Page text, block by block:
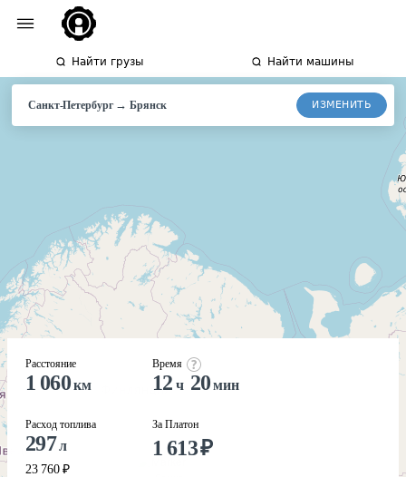
Найти грузы Найти машины
Санкт-Петербург→Брянск ИЗМЕНИТЬ
Расстояние
1 060км
Расход топлива
297л
23 760 ₽
Время
12 ч 20 мин
За Платон
1 613₽